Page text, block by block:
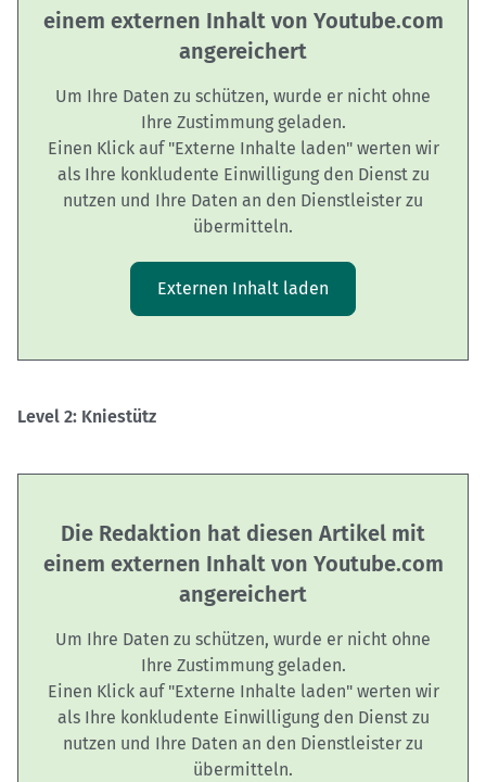
einem externen Inhalt von Youtube.com
angereichert
Um Ihre Daten zu schützen, wurde er nicht ohne
Ihre Zustimmung geladen.
Einen Klick auf "Externe Inhalte laden" werten wir
als Ihre konkludente Einwilligung den Dienst zu
nutzen und Ihre Daten an den Dienstleister zu
übermitteln.
Externen Inhalt laden
Level 2: Kniestütz
Die Redaktion hat diesen Artikel mit
einem externen Inhalt von Youtube.com
angereichert
Um Ihre Daten zu schützen, wurde er nicht ohne
Ihre Zustimmung geladen.
Einen Klick auf "Externe Inhalte laden" werten wir
als Ihre konkludente Einwilligung den Dienst zu
nutzen und Ihre Daten an den Dienstleister zu
übermitteln.